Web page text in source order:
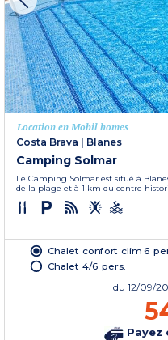
Location en Mobil homes
Costa Brava
Blanes
Camping Solmar
Le Camping Solmar est situé à
de la plage et à 1 km du centre
Chalet confort clim 6
Chalet 4/6 pers.
du 12/09/
Payez